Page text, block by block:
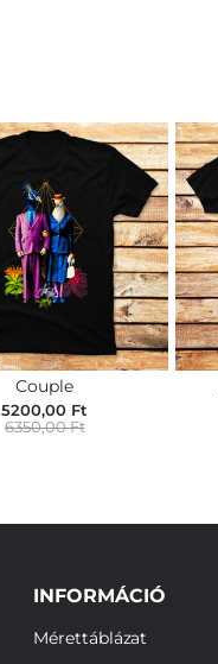
Couple
5200,00 Ft
6350,00 Ft
INFORMÁCIÓ
Mérettáblázat